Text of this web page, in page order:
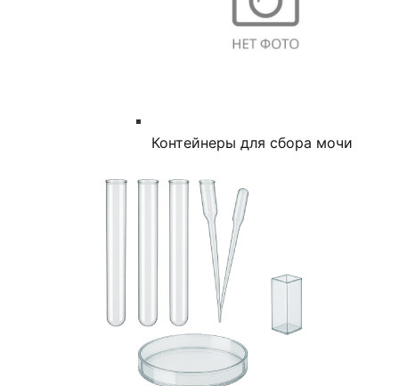
Контейнеры для сбора мочи